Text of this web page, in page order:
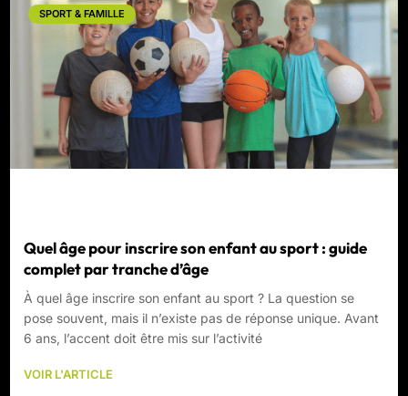
SPORT & FAMILLE
Quel âge pour inscrire son enfant au sport : guide
complet par tranche d’âge
À quel âge inscrire son enfant au sport ? La question se
pose souvent, mais il n’existe pas de réponse unique. Avant
6 ans, l’accent doit être mis sur l’activité
VOIR L'ARTICLE